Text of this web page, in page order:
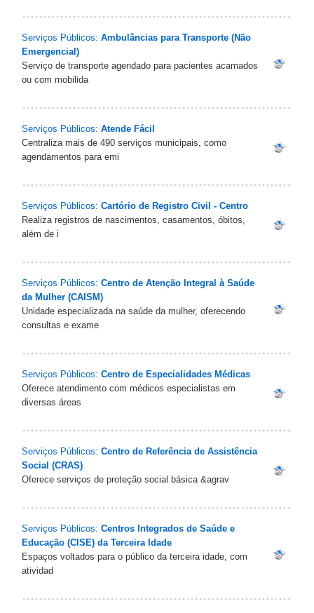
Serviços Públicos: Ambulâncias para Transporte (Não
Emergencial)
Serviço de transporte agendado para pacientes acamados
ou com mobilida
Serviços Públicos: Atende Fácil
Centraliza mais de 490 serviços municipais, como
agendamentos para emi
Serviços Públicos: Cartório de Registro Civil - Centro
Realiza registros de nascimentos, casamentos, óbitos,
além de i
Serviços Públicos: Centro de Atenção Integral à Saúde
da Mulher (CAISM)
Unidade especializada na saúde da mulher, oferecendo
consultas e exame
Serviços Públicos: Centro de Especialidades Médicas
Oferece atendimento com médicos especialistas em
diversas áreas
Serviços Públicos: Centro de Referência de Assistência
Social (CRAS)
Oferece serviços de proteção social básica &agrav
Serviços Públicos: Centros Integrados de Saúde e
Educação (CISE) da Terceira Idade
Espaços voltados para o público da terceira idade, com
atividad